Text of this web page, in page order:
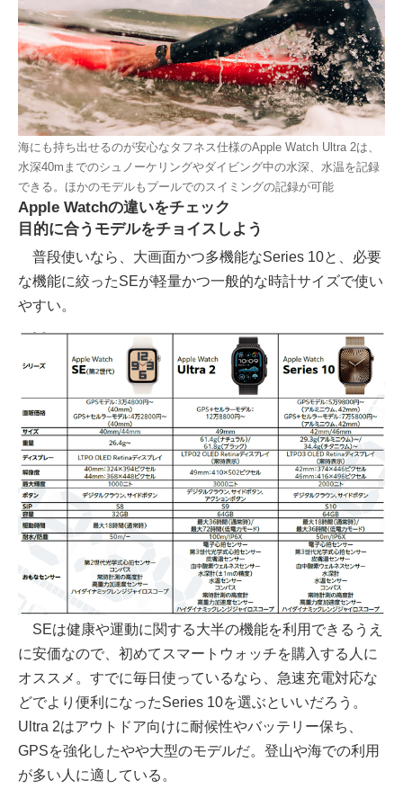
海にも持ち出せるのが安心なタフネス仕様のApple Watch Ultra 2は、
水深40mまでのシュノーケリングやダイビング中の水深、水温を記録
できる。ほかのモデルもプールでのスイミングの記録が可能
Apple Watchの違いをチェック
目的に合うモデルをチョイスしよう
普段使いなら、大画面かつ多機能なSeries 10と、必要
な機能に絞ったSEが軽量かつ一般的な時計サイズで使い
やすい。
SEは健康や運動に関する大半の機能を利用できるうえ
に安価なので、初めてスマートウォッチを購入する人に
オススメ。すでに毎日使っているなら、急速充電対応な
どでより便利になったSeries 10を選ぶといいだろう。
Ultra 2はアウトドア向けに耐候性やバッテリー保ち、
GPSを強化したやや大型のモデルだ。登山や海での利用
が多い人に適している。